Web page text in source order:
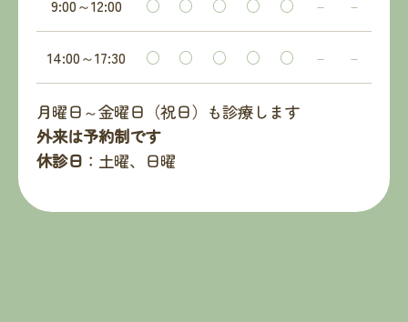
9:00～12:00
○ ○ ○ ○ ○ － －
14:00～17:30 ○ ○ ○ ○ ○ － －
月曜日～金曜日（祝日）も診療します
外来は予約制です
休診日 ：土曜、日曜